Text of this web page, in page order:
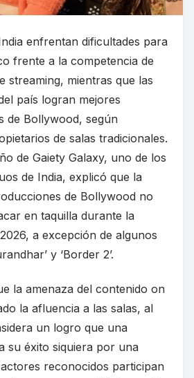
enfrentan dificultades para
frente a la competencia de
streaming, mientras que las
país logran mejores
de Bollywood, según
de salas tradicionales.
de Gaiety Galaxy, uno de los
de India, explicó que la
de Bollywood no
en taquilla durante la
a excepción de algunos
y ‘Border 2’.
la amenaza del contenido on
la afluencia a las salas, al
un logro que una
su éxito siquiera por una
reconocidos participan